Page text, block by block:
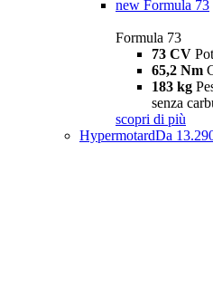
new Formula 73
Formula 73
73 CV
65,2 Nm
183 kg
senza
scopri di più
HypermotardDa